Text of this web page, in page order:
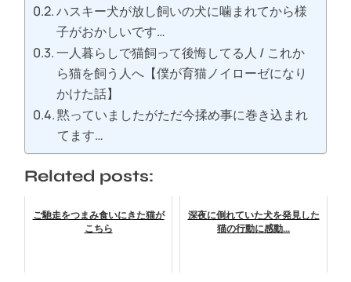
ハスキー犬が放し飼いの犬に噛まれてから様
子がおかしいです…
一人暮らしで猫飼って後悔してる人 / これか
ら猫を飼う人へ【僕が育猫ノイローゼになり
かけた話】
黙っていましたがただ今揉め事に巻き込まれ
てます…
Related posts:
ご馳走をつまみ食いにきた猫が
こちら
深夜に倒れていた犬を発見した
猫の行動に感動...